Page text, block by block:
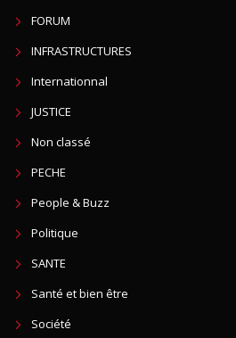
FORUM
INFRASTRUCTURES
Internationnal
JUSTICE
Non classé
PECHE
People & Buzz
Politique
SANTE
Santé et bien être
Société